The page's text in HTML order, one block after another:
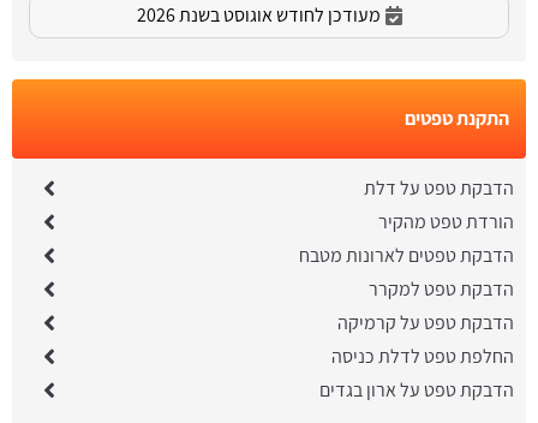
מעודכן לחודש אוגוסט בשנת 2026
התקנת טפטים
הדבקת טפט על דלת
הורדת טפט מהקיר
הדבקת טפטים לארונות מטבח
הדבקת טפט למקרר
הדבקת טפט על קרמיקה
החלפת טפט לדלת כניסה
הדבקת טפט על ארון בגדים